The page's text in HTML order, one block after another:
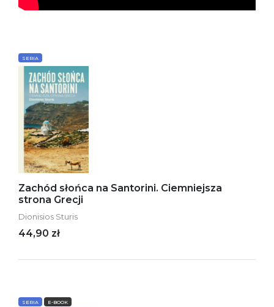
SERIA
Zachód słońca na Santorini. Ciemniejsza
strona Grecji
Dionisios Sturis
44,90 zł
SERIA E-BOOK